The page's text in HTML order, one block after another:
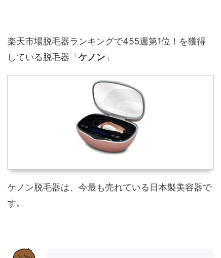
楽天市場脱毛器ランキングで455週第1位！を獲得
している脱毛器「ケノン 」
ケノン脱毛器は、今最も売れている日本製美容器で
す。